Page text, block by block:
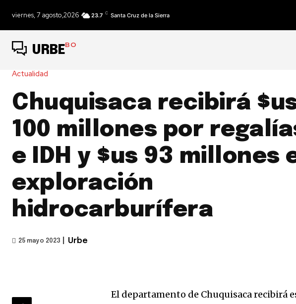
viernes, 7 agosto,2026 23.7 C Santa Cruz de la Sierra
URBEBO
Actualidad
Chuquisaca recibirá
100 millones por
e IDH y $us 93 millones
exploración
hidrocarburífera
25 mayo 2023 Urbe
El departamento de Chuquisaca recibirá